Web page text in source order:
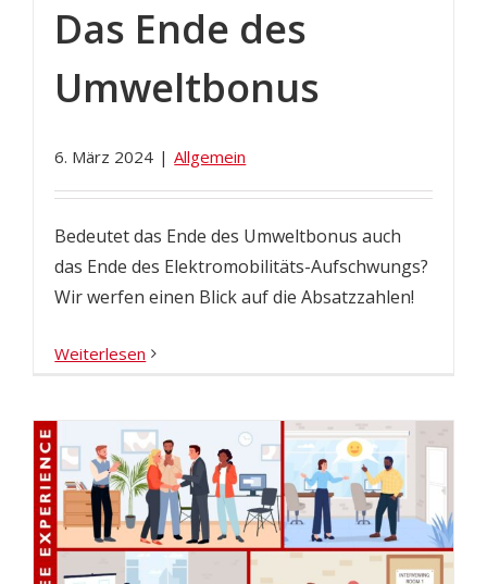
Das Ende des
Umweltbonus
6. März 2024 | Allgemein
Bedeutet das Ende des Umweltbonus auch
das Ende des Elektromobilitäts-Aufschwungs?
Wir werfen einen Blick auf die Absatzzahlen!
Weiterlesen